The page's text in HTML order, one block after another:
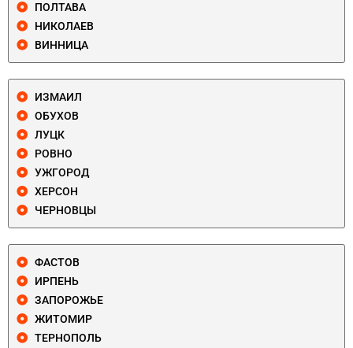
ПОЛТАВА
НИКОЛАЕВ
ВИННИЦА
ИЗМАИЛ
ОБУХОВ
ЛУЦК
РОВНО
УЖГОРОД
ХЕРСОН
ЧЕРНОВЦЫ
ФАСТОВ
ИРПЕНЬ
ЗАПОРОЖЬЕ
ЖИТОМИР
ТЕРНОПОЛЬ